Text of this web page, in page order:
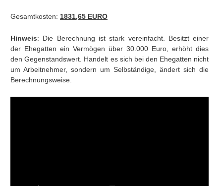
Gesamtkosten: 1831,65 EURO
Hinweis: Die Berechnung ist stark vereinfacht. Besitzt einer
der Ehegatten ein Vermögen über 30.000 Euro, erhöht dies
den Gegenstandswert. Handelt es sich bei den Ehegatten nicht
um Arbeitnehmer, sondern um Selbständige, ändert sich die
Berechnungsweise.